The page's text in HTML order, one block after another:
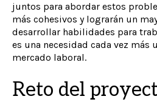
juntos para abordar estos
más cohesivos y lograrán un
desarrollar habilidades para
es una necesidad cada vez más
mercado laboral.
Reto del